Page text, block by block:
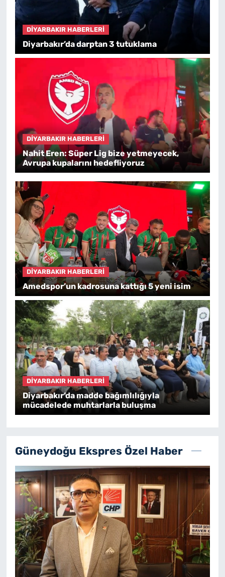
DIYARBAKIR HABERLERI
Diyarbakır’da darptan 3 tutuklama
DIYARBAKIR HABERLERI
Nahit Eren: Süper Lig bize yetmeyecek,
Avrupa kupalarını hedefliyoruz
DIYARBAKIR HABERLERI
Amedspor’un kadrosuna kattığı 5 yeni isim
DIYARBAKIR HABERLERI
Diyarbakır’da madde bağımlılığıyla
mücadelede muhtarlarla buluşma
Güneydoğu Ekspres Özel Haber